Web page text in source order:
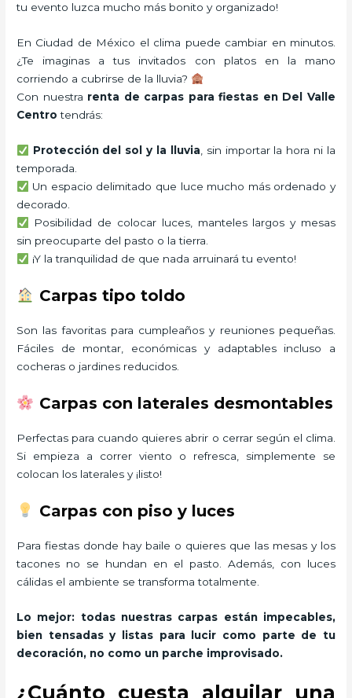
tu evento luzca mucho más bonito y organizado!
En Ciudad de México el clima puede cambiar en minutos.
¿Te imaginas a tus invitados con platos en la mano
corriendo a cubrirse de la lluvia?
Con nuestra renta de carpas para fiestas en Del Valle
Centrotendrás:
Protección del sol y la lluvia , sin importar la hora ni la
temporada.
Un espacio delimitado que luce mucho más ordenado y
decorado.
Posibilidad de colocar luces, manteles largos y mesas
sin preocuparte del pasto o la tierra.
¡Y la tranquilidad de que nada arruinará tu evento!
Carpas tipo toldo
Son las favoritas para cumpleaños y reuniones pequeñas.
Fáciles de montar, económicas y adaptables incluso a
cocheras o jardines reducidos.
Carpas con laterales desmontables
Perfectas para cuando quieres abrir o cerrar según el clima.
Si empieza a correr viento o refresca, simplemente se
colocan los laterales y ¡listo!
Carpas con piso y luces
Para fiestas donde hay baile o quieres que las mesas y los
tacones no se hundan en el pasto. Además, con luces
cálidas el ambiente se transforma totalmente.
Lo mejor: todas nuestras carpas están impecables,
bien tensadas y listas para lucir como parte de tu
decoración, no como un parche improvisado.
¿Cuánto cuesta alquilar una